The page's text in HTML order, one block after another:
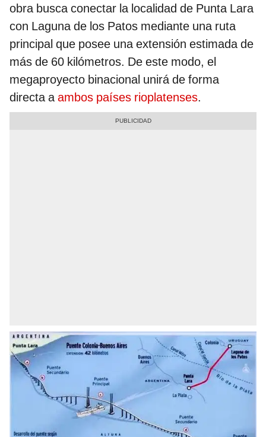
obra busca conectar la localidad de Punta Lara
con Laguna de los Patos mediante una ruta
principal que posee una extensión estimada de
más de 60 kilómetros. De este modo, el
megaproyecto binacional unirá de forma
directa aambos países rioplatenses.